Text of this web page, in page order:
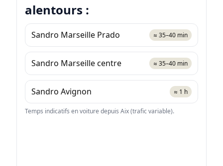
alentours :
Sandro Marseille Prado ≈ 35–40 min
Sandro Marseille centre ≈ 35–40 min
Sandro Avignon ≈ 1 h
Temps indicatifs en voiture depuis Aix (trafic variable).